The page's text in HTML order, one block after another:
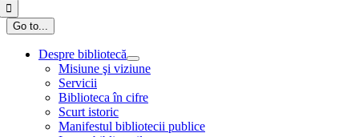
Go to...
Despre bibliotecă
Misiune şi viziune
Servicii
Biblioteca în cifre
Scurt istoric
Manifestul bibliotecii publice